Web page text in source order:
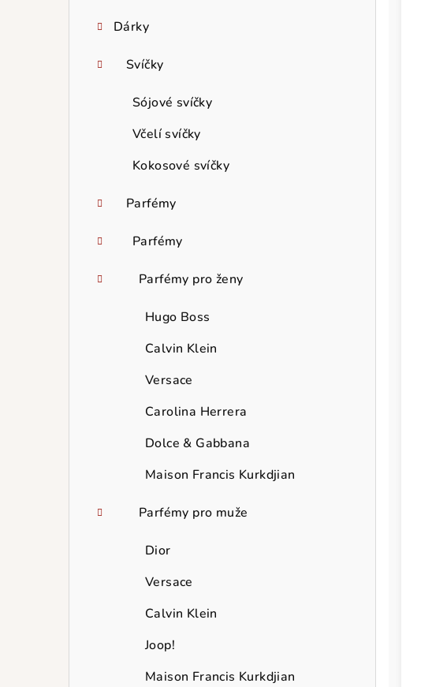
Dárky
Svíčky
Sójové svíčky
Včelí svíčky
Kokosové svíčky
Parfémy
Parfémy
Parfémy pro ženy
Hugo Boss
Calvin Klein
Versace
Carolina Herrera
Dolce & Gabbana
Maison Francis Kurkdjian
Parfémy pro muže
Dior
Versace
Calvin Klein
Joop!
Maison Francis Kurkdjian